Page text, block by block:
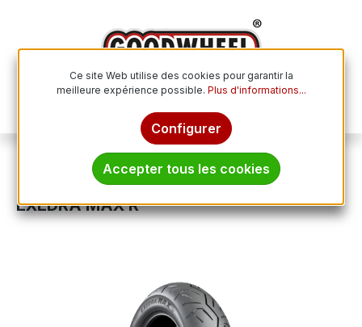
BRIDGESTONE 180/70 R 16 TL 77V
EXEDRA MAX R
Ignorer la galerie d'images
Ce site Web utilise des cookies pour garantir la
meilleure expérience possible. Plus d'informations...
Configurer
Accepter tous les cookies